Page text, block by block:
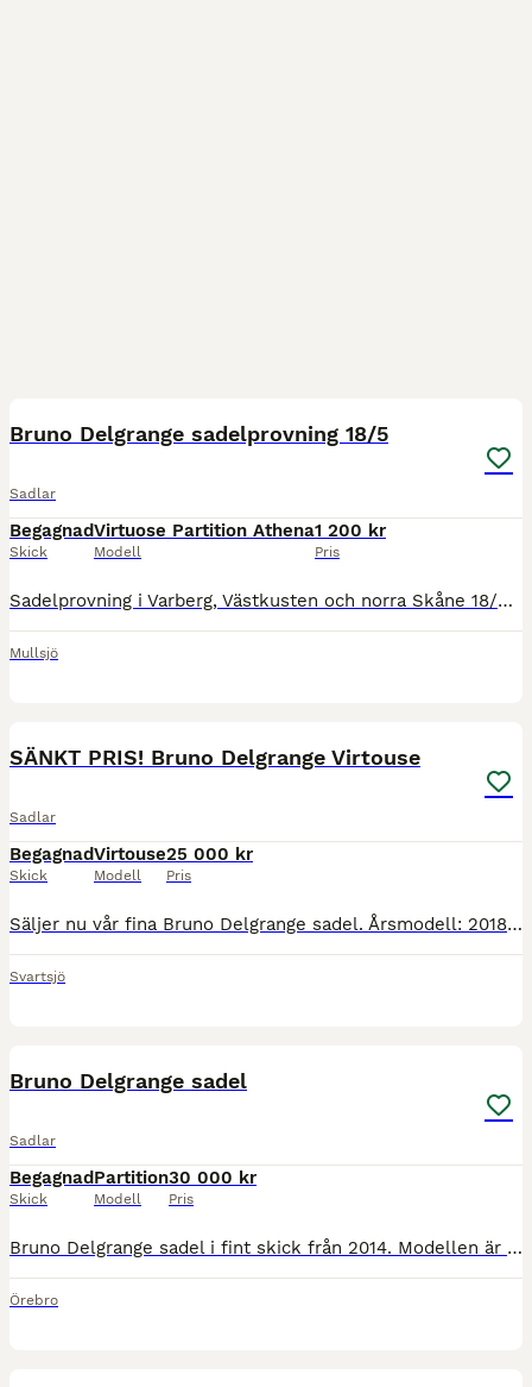
Bruno Delgrange sadelprovning 18/5
Sadlar
Begagnad
Skick
Virtuose Partition Athena
Modell
1 200 kr
Pris
Sadelprovning i Varberg, Västkusten och norra Skåne 18/5. Nydala Equestrian erbjuder sadelprovning med sadlar från franska Bruno Delgrange. Vill du också prova dessa franska handgjorda sadlar av top
Mullsjö
SÄNKT PRIS! Bruno Delgrange Virtouse
Sadlar
Begagnad
Skick
Virtouse
Modell
25 000 kr
Pris
Säljer nu vår fina Bruno Delgrange sadel. Årsmodell: 2018 Brun, 17,5 Normal mot vid bom Memory foam med kalvskinn i knät och sits med oxskinn i kåpan. Sadel har en special panel som är mer anpassad fö
Svartsjö
Bruno Delgrange sadel
Sadlar
Begagnad
Skick
Partition
Modell
30 000 kr
Pris
Bruno Delgrange sadel i fint skick från 2014. Modellen är en partition, halvdjup sits med normal kåpvinkel 17.5” Bomvidd: 28
Örebro